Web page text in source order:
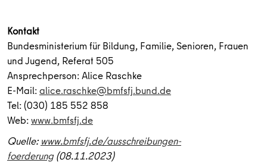
Kontakt
Bundesministerium für Bildung, Familie, Senioren, Frauen
und Jugend, Referat 505
Ansprechperson: Alice Raschke
E-Mail:alice.raschke@bmfsfj.bund.de
Tel: (030) 185 552 858
Web:www.bmfsfj.de
Quelle: www.bmfsfj.de/ausschreibungen-
foerderung(08.11.2023)